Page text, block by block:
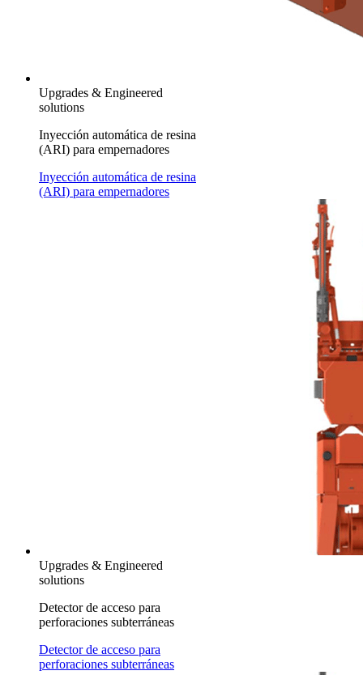
Upgrades & Engineered
solutions
Inyección automática de resina
(ARI) para empernadores
Inyección automática de resina
(ARI) para empernadores
Upgrades & Engineered
solutions
Detector de acceso para
perforaciones subterráneas
Detector de acceso para
perforaciones subterráneas